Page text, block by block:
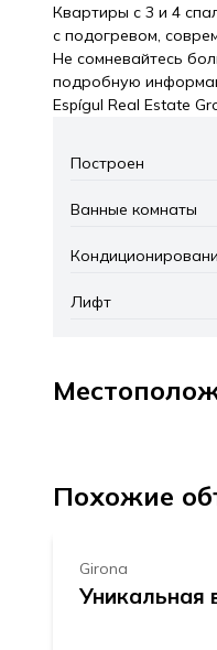
Квартиры с 3 и 4
с подогревом,
Не сомневайтесь
подробную
Espígul Real Estate
Построен
Ванные комнаты
Лифт
−
Похожие
Girona
Уникальная